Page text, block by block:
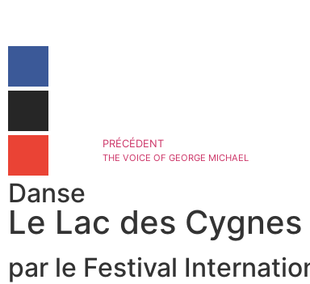
PRÉCÉDENT
THE VOICE OF GEORGE MICHAEL
Danse
Le Lac des Cygnes
par le Festival